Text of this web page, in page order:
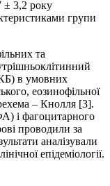
± 3,2 року
групи
та
в умовних
еозинофільної
– Кнолля [3].
і фагоцитарного
проводили за
аналізували
епідеміології.